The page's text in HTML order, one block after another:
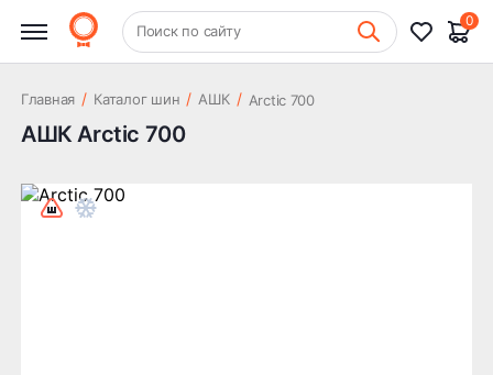
+7 (831) 261-35-35 Шиномонтаж
Поиск по сайту
0
Главная / Каталог шин / АШК / Arctic 700
АШК Arctic 700